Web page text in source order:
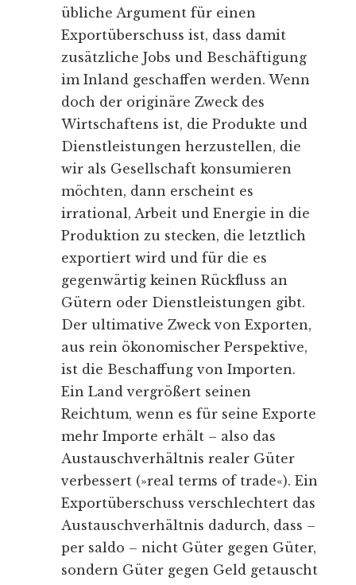
übliche Argument für einen
Exportüberschuss ist, dass damit
zusätzliche Jobs und Beschäftigung
im Inland geschaffen werden. Wenn
doch der originäre Zweck des
Wirtschaftens ist, die Produkte und
Dienstleistungen herzustellen, die
wir als Gesellschaft konsumieren
möchten, dann erscheint es
irrational, Arbeit und Energie in die
Produktion zu stecken, die letztlich
exportiert wird und für die es
gegenwärtig keinen Rückfluss an
Gütern oder Dienstleistungen gibt.
Der ultimative Zweck von Exporten,
aus rein ökonomischer Perspektive,
ist die Beschaffung von Importen.
Ein Land vergrößert seinen
Reichtum, wenn es für seine Exporte
mehr Importe erhält – also das
Austauschverhältnis realer Güter
verbessert (»real terms of trade«). Ein
Exportüberschuss verschlechtert das
Austauschverhältnis dadurch, dass –
per saldo – nicht Güter gegen Güter,
sondern Güter gegen Geld getauscht